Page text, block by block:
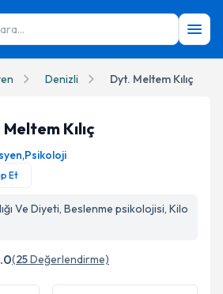
Denizli Dyt. Meltem Kılıç
Kılıç
,Psikoloji
Et
Ve Diyeti, Beslenme psikolojisi, Kilo
(25Değerlendirme)